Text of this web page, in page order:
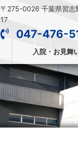
〒275-0026 千葉県習志
17
047-476-
入院・お見舞